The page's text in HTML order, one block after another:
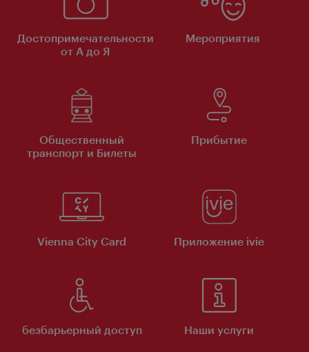
Достопримечательности
от А до Я
Мероприятия
Общественный
транспорт и Билеты
Прибытие
Vienna City Card Приложение ivie
безбарьерный доступ Наши услуги